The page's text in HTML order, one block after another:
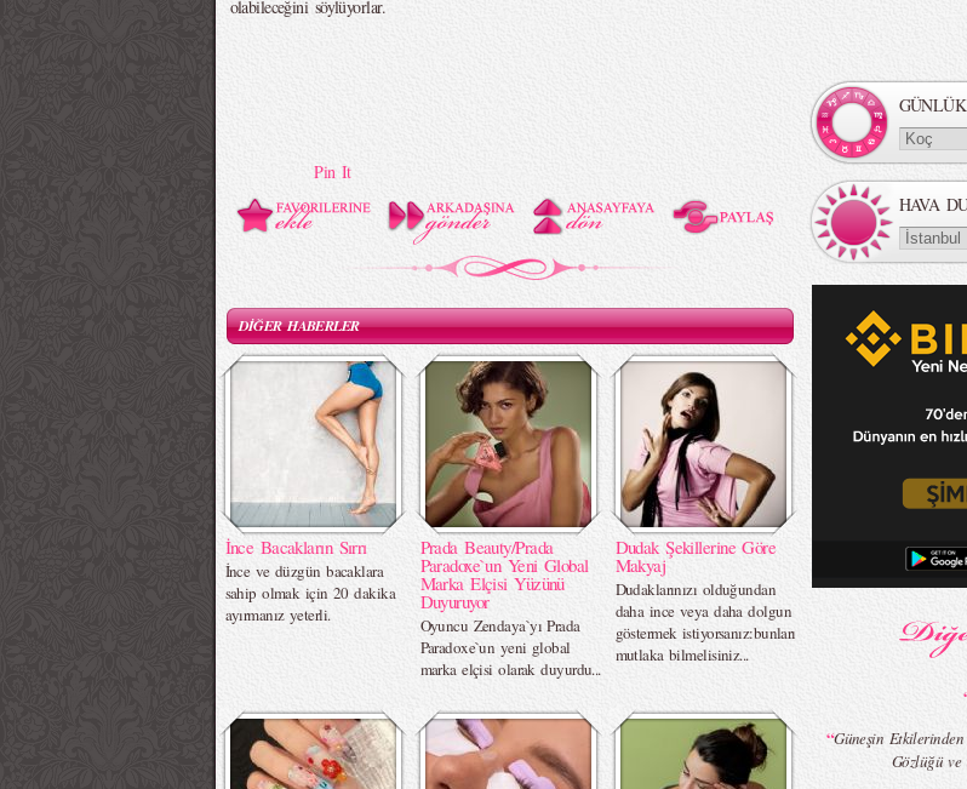
olabileceğini söylüyorlar.
Pin It
DİĞER HABERLER
İnce Bacakların Sırrı
İnce ve düzgün bacaklara
sahip olmak için 20 dakika
ayırmanız yeterli.
Prada Beauty/Prada
Paradoxe`un Yeni Global
Marka Elçisi Yüzünü
Duyuruyor
Oyuncu Zendaya`yı Prada
Paradoxe`un yeni global
marka elçisi olarak duyurdu...
Dudak Şekillerine Göre
Makyaj
Dudaklarınızı olduğundan
daha ince veya daha dolgun
göstermek istiyorsanız:bunları
mutlaka bilmelisiniz...
HAVA
“Güneşin
Gözlüğü ve